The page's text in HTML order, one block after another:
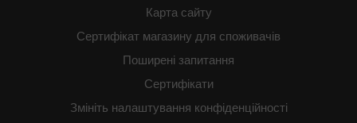
Карта сайту
Сертифікат магазину для споживачів
Поширені запитання
Сертифікати
Змініть налаштування конфіденційності